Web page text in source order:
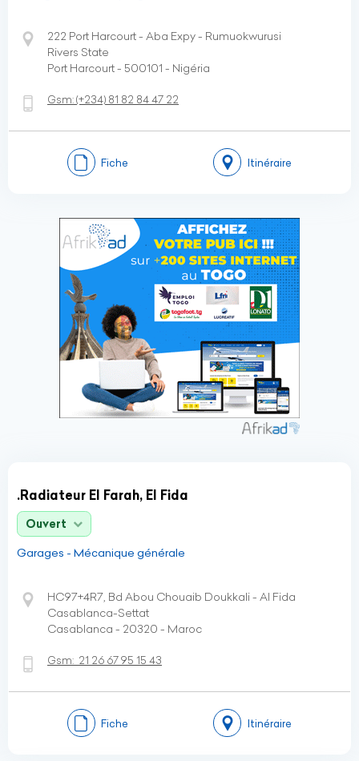
222 Port Harcourt - Aba Expy - Rumuokwurusi
Rivers State
Port Harcourt - 500101 - Nigéria
Gsm:(+234) 81 82 84 47 22
Fiche Itinéraire
.Radiateur El Farah, El Fida
Ouvert
Garages - Mécanique générale
HC97+4R7, Bd Abou Chouaib Doukkali - Al Fida
Casablanca-Settat
Casablanca - 20320 - Maroc
Gsm: 21 26 67 95 15 43
Fiche Itinéraire